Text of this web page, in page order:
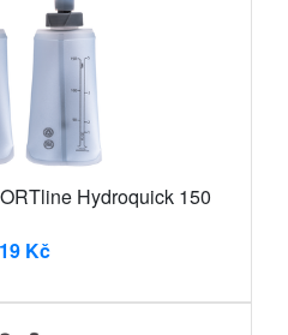
Hydroquick 150
Kč